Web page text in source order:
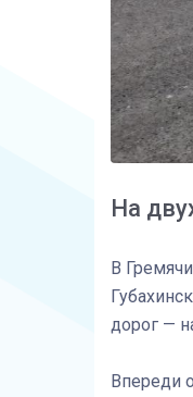
На
В
дорог —
Впереди